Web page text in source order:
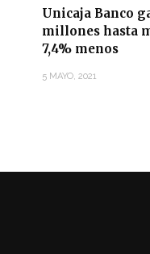
Unicaja Banco
millones hasta
7,4% menos
5 MAYO, 2021